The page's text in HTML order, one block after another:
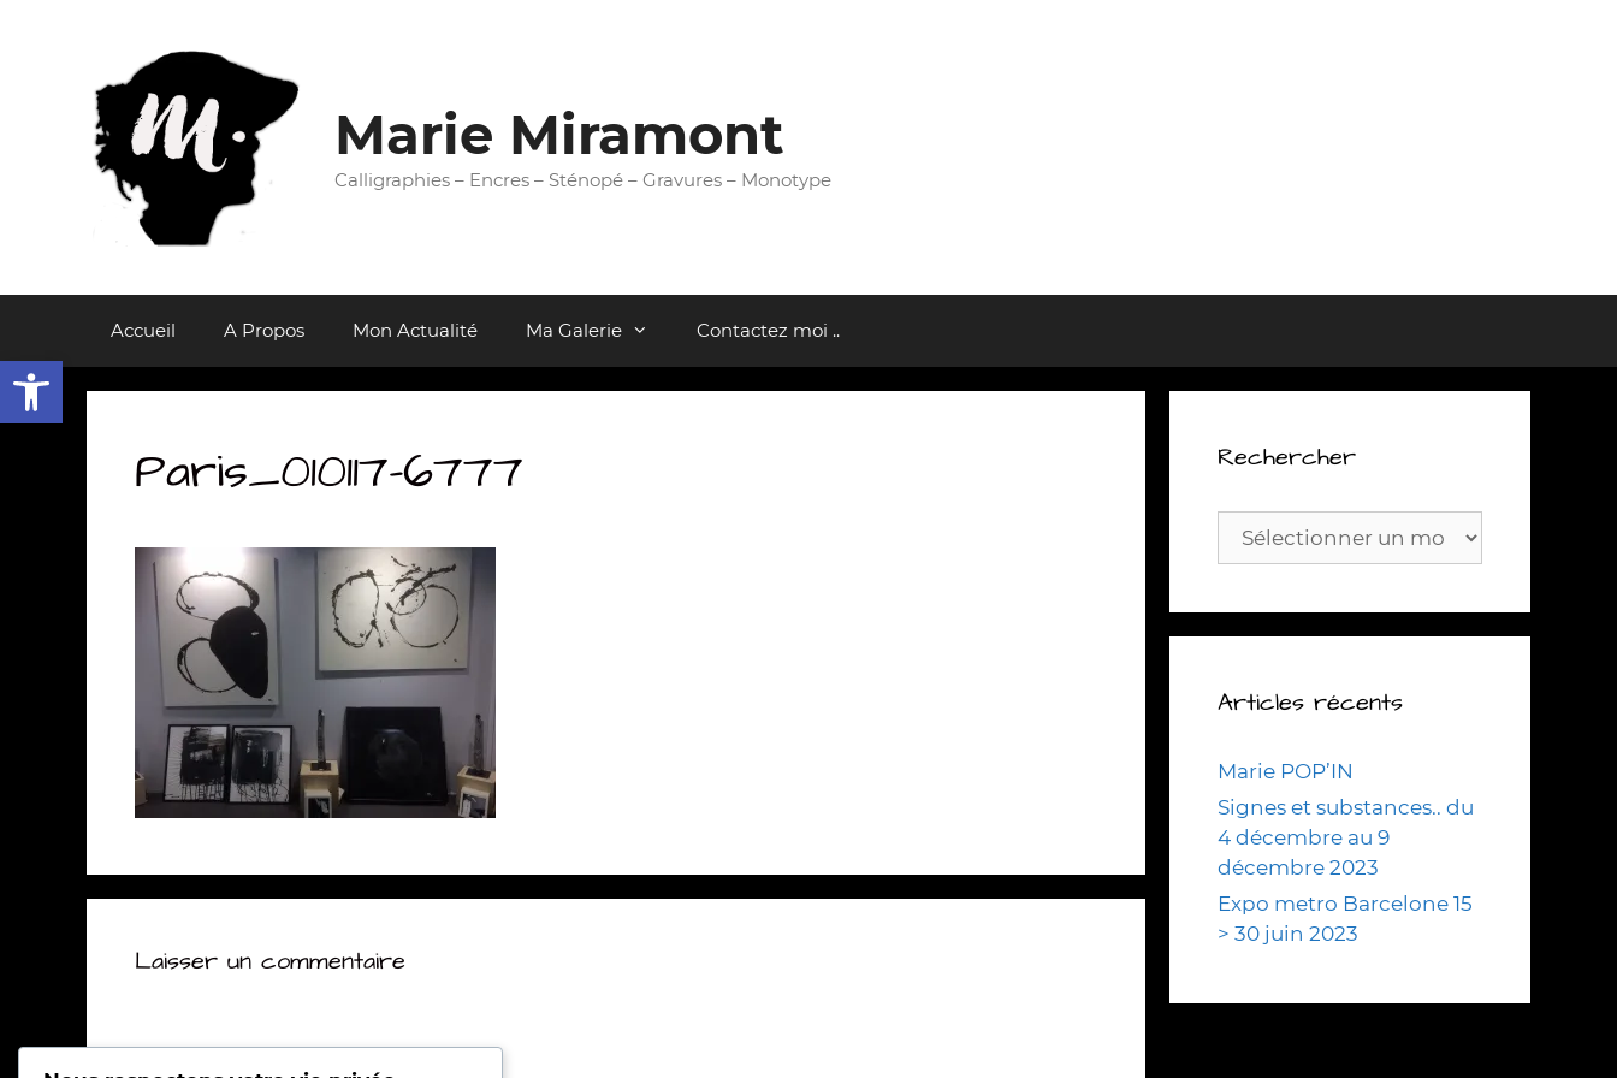
Marie Miramont
Calligraphies – Encres – Sténopé – Gravures – Monotype
Accueil A Propos Mon Actualité Ma Galerie Contactez moi ..
Paris_010117-6777
Laisser un commentaire
Rechercher
Rechercher
Articles récents
Marie POP’IN
Signes et substances.. du
4 décembre au 9
décembre 2023
Expo metro Barcelone 15
> 30 juin 2023
Ouvrir la barre d’outils